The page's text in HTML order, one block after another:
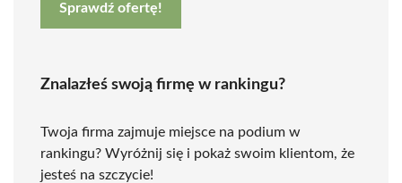
Sprawdź ofertę!
Znalazłeś swoją firmę w rankingu?
Twoja firma zajmuje miejsce na podium w
rankingu? Wyróżnij się i pokaż swoim klientom, że
jesteś na szczycie!